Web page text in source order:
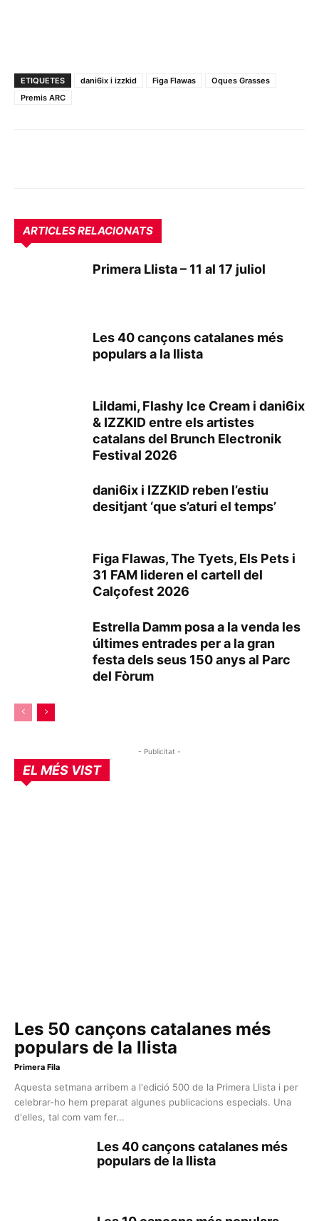
ETIQUETES dani6ix i izzkid Figa Flawas
Oques Grasses
Premis ARC
ARTICLES RELACIONATS
Primera Llista – 11 al 17 juliol
Les 40 cançons catalanes més
populars a la llista
Lildami, Flashy Ice Cream i dani6ix
& IZZKID entre els artistes
catalans del Brunch Electronik
Festival 2026
dani6ix i IZZKID reben l’estiu
desitjant ‘que s’aturi el temps’
Figa Flawas, The Tyets, Els Pets i
31 FAM lideren el cartell del
Calçofest 2026
Estrella Damm posa a la venda les
últimes entrades per a la gran
festa dels seus 150 anys al Parc
del Fòrum
- Publicitat -
EL MÉS VIST
Les 50 cançons catalanes més
populars de la llista
Primera Fila
Aquesta setmana arribem a l'edició 500 de la Primera Llista i per
celebrar-ho hem preparat algunes publicacions especials. Una
d'elles, tal com vam fer...
Les 40 cançons catalanes més
populars de la llista